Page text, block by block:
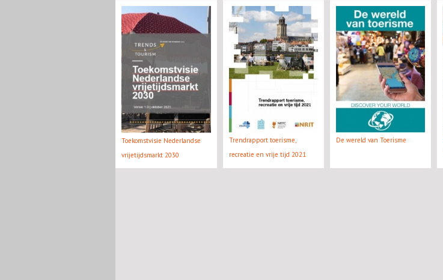
Toekomstvisie Nederlandse
vrijetijdsmarkt 2030
Trendrapport toerisme,
recreatie en vrije tijd 2021
De wereld van Toerisme